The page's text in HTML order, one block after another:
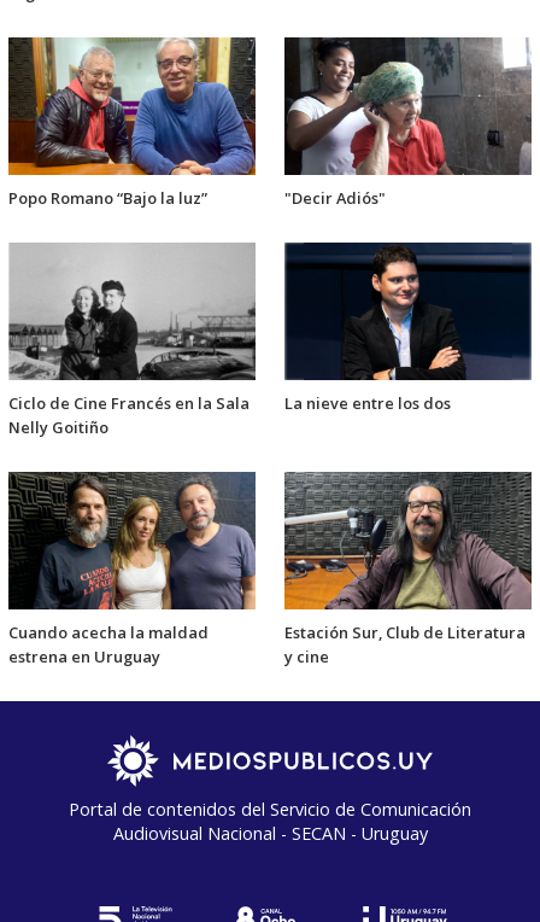
Popo Romano “Bajo la luz” "Decir Adiós"
Ciclo de Cine Francés en la Sala
Nelly Goitiño
La nieve entre los dos
Cuando acecha la maldad
estrena en Uruguay
Estación Sur, Club de Literatura
y cine
Portal de contenidos del Servicio de Comunicación
Audiovisual Nacional - SECAN - Uruguay